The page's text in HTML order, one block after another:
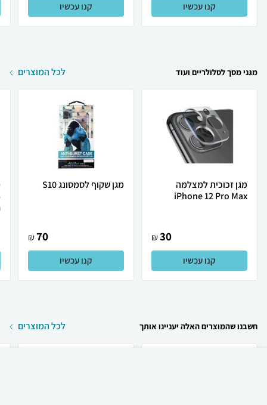
קנו עכשיו קנו עכשיו
מגני מסך לסלולריים ועוד לכל המוצרים
מגן זכוכית למצלמה
iPhone 12 Pro Max
30
₪
קנו עכשיו
מגן שקוף לסמסונג S10
70
₪
קנו עכשיו
חשבנו שהמוצרים האלה יעניינו אותך לכל המוצרים